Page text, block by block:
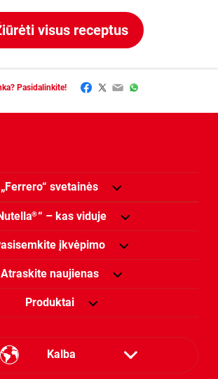
visus receptus
Pasidalinkite! Facebook
Twitter
EmailWhatsApp
„Ferrero“ svetainės
®“ – kas viduje
įkvėpimo
Atraskite naujienas
Produktai
Kalba